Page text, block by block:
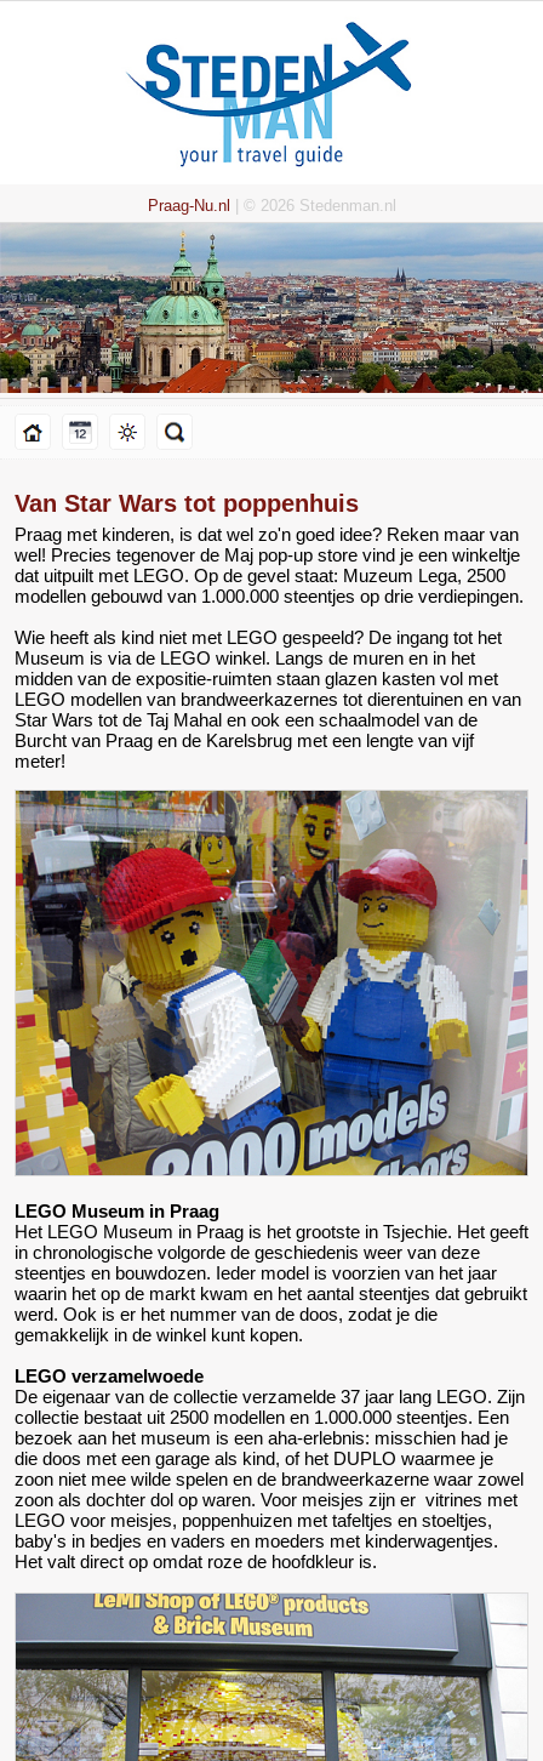
Praag-Nu.nl | © 2026 Stedenman.nl
Van Star Wars tot poppenhuis
Praag met kinderen, is dat wel zo'n goed idee? Reken maar van
wel! Precies tegenover de Maj pop-up store vind je een winkeltje
dat uitpuilt met LEGO. Op de gevel staat: Muzeum Lega, 2500
modellen gebouwd van 1.000.000 steentjes op drie verdiepingen.
Wie heeft als kind niet met LEGO gespeeld? De ingang tot het
Museum is via de LEGO winkel. Langs de muren en in het
midden van de expositie-ruimten staan glazen kasten vol met
LEGO modellen van brandweerkazernes tot dierentuinen en van
Star Wars tot de Taj Mahal en ook een schaalmodel van de
Burcht van Praag en de Karelsbrug met een lengte van vijf
meter!
LEGO Museum in Praag
Het LEGO Museum in Praag is het grootste in Tsjechie. Het geeft
in chronologische volgorde de geschiedenis weer van deze
steentjes en bouwdozen. Ieder model is voorzien van het jaar
waarin het op de markt kwam en het aantal steentjes dat gebruikt
werd. Ook is er het nummer van de doos, zodat je die
gemakkelijk in de winkel kunt kopen.
LEGO verzamelwoede
De eigenaar van de collectie verzamelde 37 jaar lang LEGO. Zijn
collectie bestaat uit 2500 modellen en 1.000.000 steentjes. Een
bezoek aan het museum is een aha-erlebnis: misschien had je
die doos met een garage als kind, of het DUPLO waarmee je
zoon niet mee wilde spelen en de brandweerkazerne waar zowel
zoon als dochter dol op waren. Voor meisjes zijn er vitrines met
LEGO voor meisjes, poppenhuizen met tafeltjes en stoeltjes,
baby's in bedjes en vaders en moeders met kinderwagentjes.
Het valt direct op omdat roze de hoofdkleur is.